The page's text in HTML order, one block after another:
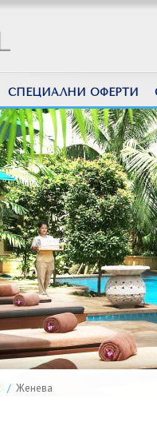
СПЕЦИАЛНИ ОФЕРТИ
/ Женева